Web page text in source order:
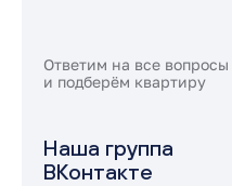
Ответим на все вопросы
и подберём квартиру
Наша группа
ВКонтакте